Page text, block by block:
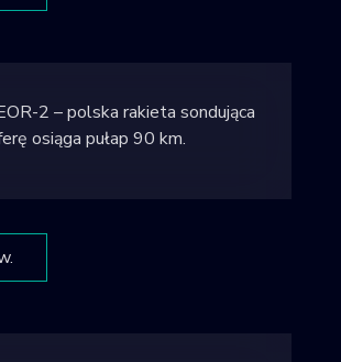
2 – polska rakieta sondująca
osiąga pułap 90 km.